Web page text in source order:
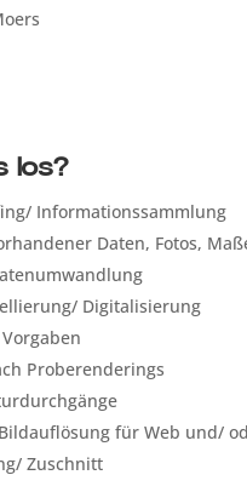
los?
Informationssammlung
Daten, Fotos,
Digitalisierung
Proberenderings
für Web und/
Zuschnitt